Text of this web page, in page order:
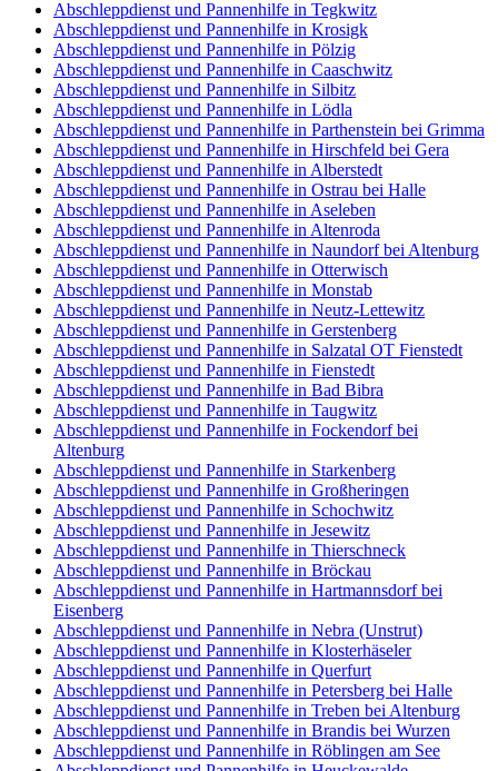
Abschleppdienst und Pannenhilfe in Tegkwitz
Abschleppdienst und Pannenhilfe in Krosigk
Abschleppdienst und Pannenhilfe in Pölzig
Abschleppdienst und Pannenhilfe in Caaschwitz
Abschleppdienst und Pannenhilfe in Silbitz
Abschleppdienst und Pannenhilfe in Lödla
Abschleppdienst und Pannenhilfe in Parthenstein bei Grimma
Abschleppdienst und Pannenhilfe in Hirschfeld bei Gera
Abschleppdienst und Pannenhilfe in Alberstedt
Abschleppdienst und Pannenhilfe in Ostrau bei Halle
Abschleppdienst und Pannenhilfe in Aseleben
Abschleppdienst und Pannenhilfe in Altenroda
Abschleppdienst und Pannenhilfe in Naundorf bei Altenburg
Abschleppdienst und Pannenhilfe in Otterwisch
Abschleppdienst und Pannenhilfe in Monstab
Abschleppdienst und Pannenhilfe in Neutz-Lettewitz
Abschleppdienst und Pannenhilfe in Gerstenberg
Abschleppdienst und Pannenhilfe in Salzatal OT Fienstedt
Abschleppdienst und Pannenhilfe in Fienstedt
Abschleppdienst und Pannenhilfe in Bad Bibra
Abschleppdienst und Pannenhilfe in Taugwitz
Abschleppdienst und Pannenhilfe in Fockendorf bei
Altenburg
Abschleppdienst und Pannenhilfe in Starkenberg
Abschleppdienst und Pannenhilfe in Großheringen
Abschleppdienst und Pannenhilfe in Schochwitz
Abschleppdienst und Pannenhilfe in Jesewitz
Abschleppdienst und Pannenhilfe in Thierschneck
Abschleppdienst und Pannenhilfe in Bröckau
Abschleppdienst und Pannenhilfe in Hartmannsdorf bei
Eisenberg
Abschleppdienst und Pannenhilfe in Nebra (Unstrut)
Abschleppdienst und Pannenhilfe in Klosterhäseler
Abschleppdienst und Pannenhilfe in Querfurt
Abschleppdienst und Pannenhilfe in Petersberg bei Halle
Abschleppdienst und Pannenhilfe in Treben bei Altenburg
Abschleppdienst und Pannenhilfe in Brandis bei Wurzen
Abschleppdienst und Pannenhilfe in Röblingen am See